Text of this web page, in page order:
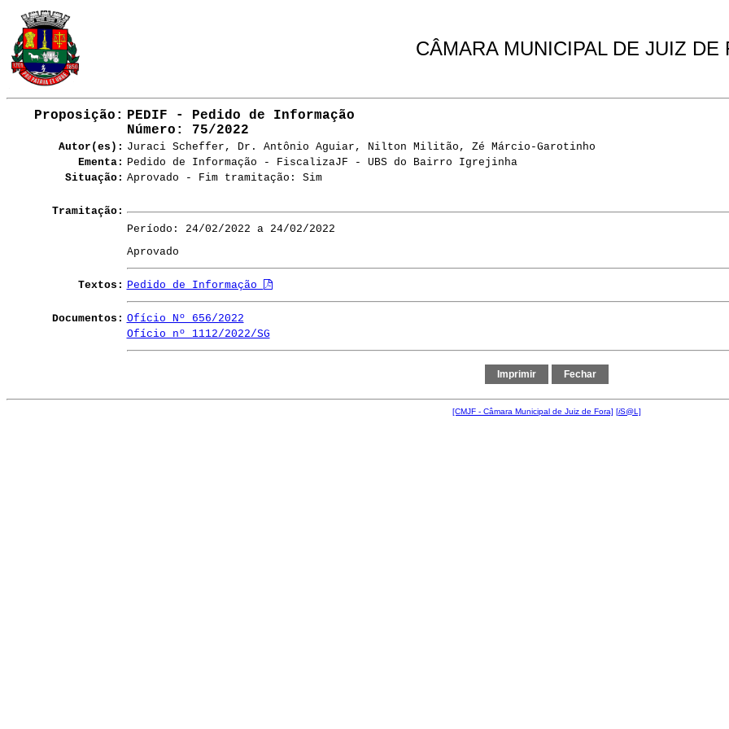
CÂMARA MUNICIPAL DE JUIZ DE
Proposição: PEDIF - Pedido de Informação
Número : 75/2022
Autor(es): Juraci Scheffer, Dr. Antônio Aguiar, Nilton Militão, Zé Márcio-Garotinho
Ementa: Pedido de Informação - FiscalizaJF - UBS do Bairro Igrejinha
Situação: Aprovado - Fim tramitação: Sim
Tramitação:
Período: 24/02/2022 a 24/02/2022
Aprovado
Textos: Pedido de Informação
Documentos: Ofício Nº 656/2022
Ofício nº 1112/2022/SG
[CMJF - Câmara Municipal de Juiz de Fora] [iS@L]